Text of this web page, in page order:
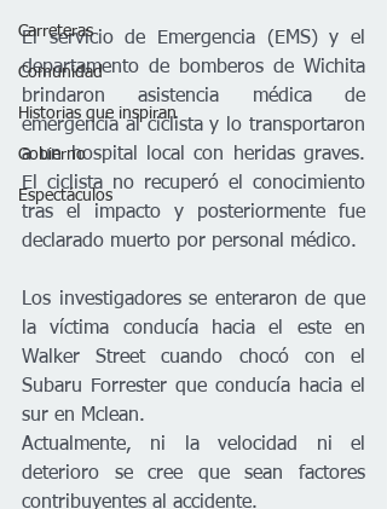
Carreteras
Comunidad
Historias que inspiran
Gobierno
Espectáculos
El servicio de Emergencia (EMS) y el
departamento de bomberos de Wichita
brindaron asistencia médica de
emergencia al ciclista y lo transportaron
a un hospital local con heridas graves.
El ciclista no recuperó el conocimiento
tras el impacto y posteriormente fue
declarado muerto por personal médico.
Los investigadores se enteraron de que
la víctima conducía hacia el este en
Walker Street cuando chocó con el
Subaru Forrester que conducía hacia el
sur en Mclean.
Actualmente, ni la velocidad ni el
deterioro se cree que sean factores
contribuyentes al accidente.